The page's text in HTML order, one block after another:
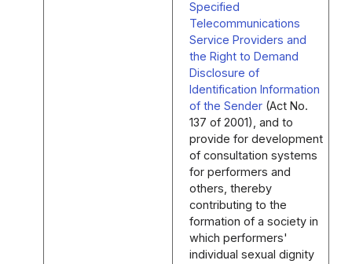
Specified
Telecommunications
Service Providers and
the Right to Demand
Disclosure of
Identification Information
of the Sender (Act No.
137 of 2001), and to
provide for development
of consultation systems
for performers and
others, thereby
contributing to the
formation of a society in
which performers'
individual sexual dignity